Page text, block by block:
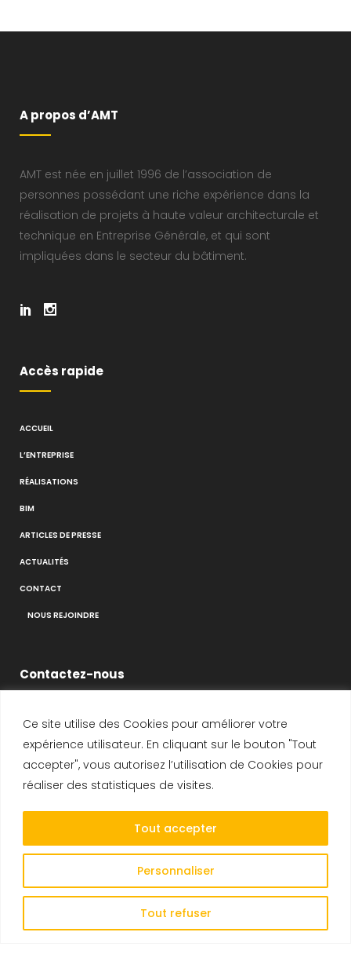
Ce site utilise des Cookies pour améliorer votre
expérience utilisateur. En cliquant sur le bouton "Tout
accepter", vous autorisez l’utilisation de Cookies pour
réaliser des statistiques de visites.
Personnaliser
Tout refuser
Tout accepter
A propos d’AMT
AMT est née en juillet 1996 de l’association de
personnes possédant une riche expérience dans la
réalisation de projets à haute valeur architecturale et
technique en Entreprise Générale, et qui sont
impliquées dans le secteur du bâtiment.
Accès rapide
ACCUEIL
L’ENTREPRISE
RÉALISATIONS
BIM
ARTICLES DE PRESSE
ACTUALITÉS
CONTACT
NOUS REJOINDRE
Contactez-nous
14-16 Voie de Montavas
91320 Wissous
SIRET : 408 231 447 00025
E-mail :CONTACT